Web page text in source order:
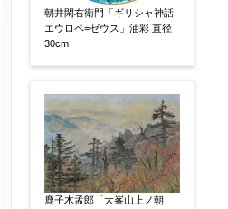
※送信完了後こちらのメー
送信確認メールをお送りし
により弊社からのお返事も
ざいますので、お電話(
合わせください。
電話番号 【必須】
朝井閑右衛門「ギリシャ神話
エウロペ=ゼウス」油彩 直径
30cm
鹿子木孟郎「大峯山上ノ朝